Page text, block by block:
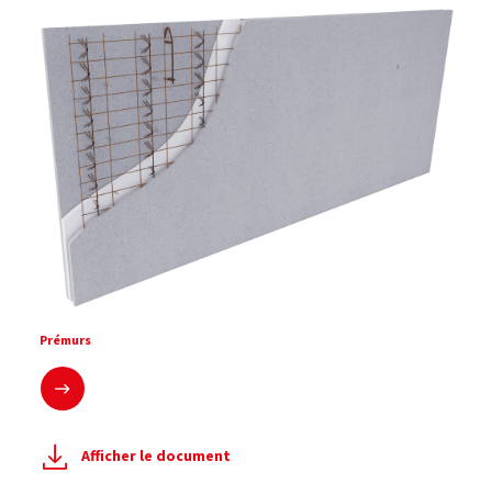
Prémurs
En savoir plus
Afficher le document